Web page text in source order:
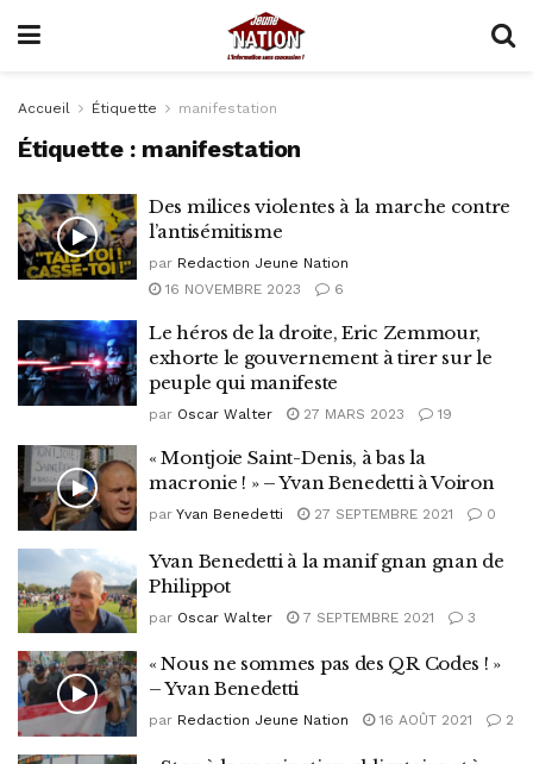
Accueil Étiquette manifestation
Étiquette : manifestation
Des milices violentes à la marche contre
l’antisémitisme
par Redaction Jeune Nation
16 NOVEMBRE 2023
6
Le héros de la droite, Eric Zemmour,
exhorte le gouvernement à tirer sur le
peuple qui manifeste
par Oscar Walter 27 MARS 2023 19
« Montjoie Saint-Denis, à bas la
macronie ! » – Yvan Benedetti à Voiron
par Yvan Benedetti 27 SEPTEMBRE 2021 0
Yvan Benedetti à la manif gnan gnan de
Philippot
par Oscar Walter 7 SEPTEMBRE 2021 3
« Nous ne sommes pas des QR Codes ! »
– Yvan Benedetti
par Redaction Jeune Nation 16 AOÛT 2021 2